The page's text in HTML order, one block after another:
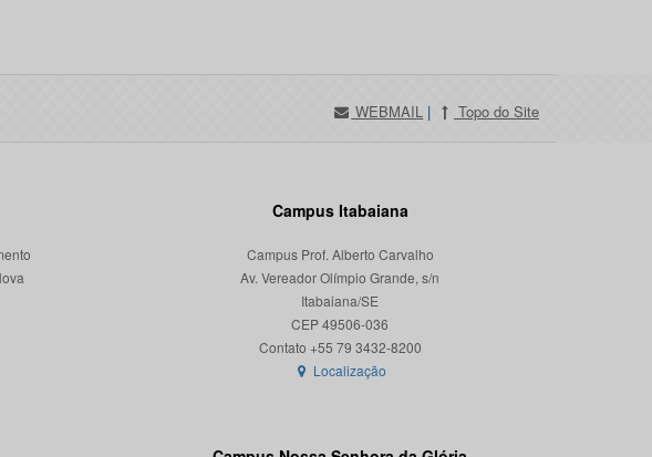
WEBMAIL | Topo do Site
Campus Itabaiana
Campus Prof. Alberto Carvalho
Av. Vereador Olímpio Grande, s/n
Itabaiana/SE
CEP 49506-036
Localização